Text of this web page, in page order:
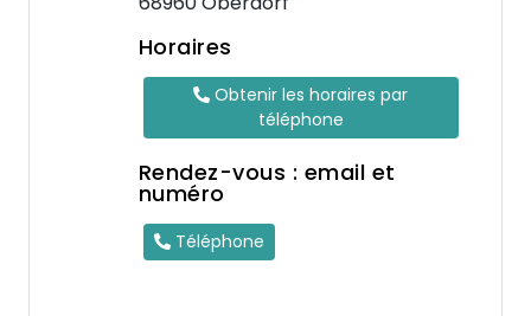
Horaires
Obtenir les horaires par
téléphone
Rendez-vous : email et
numéro
Téléphone